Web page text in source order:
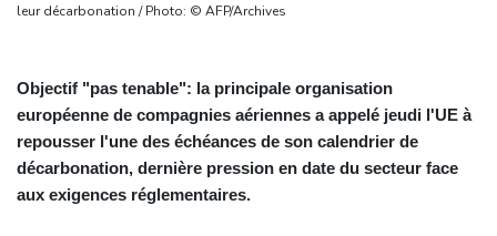
leur décarbonation / Photo: © AFP/Archives
Objectif "pas tenable": la principale organisation
européenne de compagnies aériennes a appelé jeudi l'UE à
repousser l'une des échéances de son calendrier de
décarbonation, dernière pression en date du secteur face
aux exigences réglementaires.